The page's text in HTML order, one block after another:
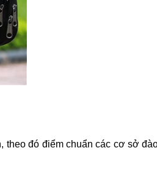
theo đó điểm chuẩn các cơ sở